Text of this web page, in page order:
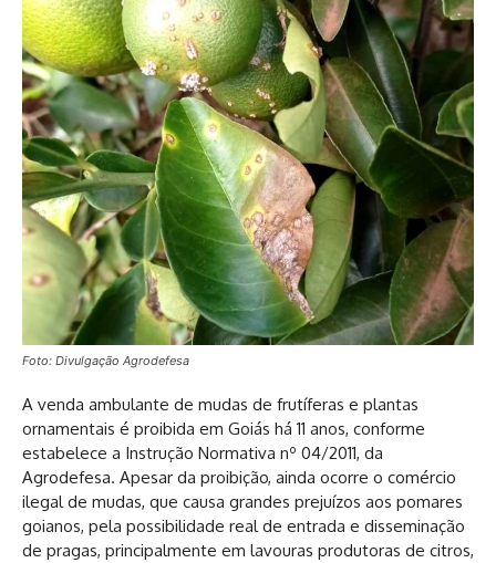
Foto: Divulgação Agrodefesa
A venda ambulante de mudas de frutíferas e plantas
ornamentais é proibida em Goiás há 11 anos, conforme
estabelece a Instrução Normativa nº 04/2011, da
Agrodefesa. Apesar da proibição, ainda ocorre o comércio
ilegal de mudas, que causa grandes prejuízos aos pomares
goianos, pela possibilidade real de entrada e disseminação
de pragas, principalmente em lavouras produtoras de citros,